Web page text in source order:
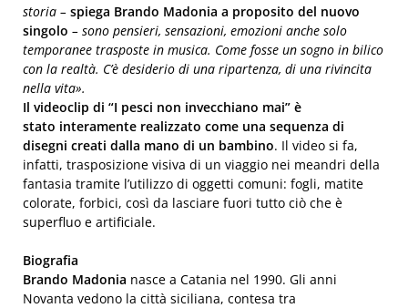
storia – spiega Brando Madonia a proposito del nuovo
singolo – sono pensieri, sensazioni, emozioni anche solo
temporanee trasposte in musica. Come fosse un sogno in bilico
con la realtà. C’è desiderio di una ripartenza, di una rivincita
nella vita».
Il videoclip di “I pesci non invecchiano mai” è
stato interamente realizzato come una sequenza di
disegni creati dalla mano di un bambino. Il video si fa,
infatti, trasposizione visiva di un viaggio nei meandri della
fantasia tramite l’utilizzo di oggetti comuni: fogli, matite
colorate, forbici, così da lasciare fuori tutto ciò che è
superfluo e artificiale.
Biografia
Brando Madonia nasce a Catania nel 1990. Gli anni
Novanta vedono la città siciliana, contesa tra